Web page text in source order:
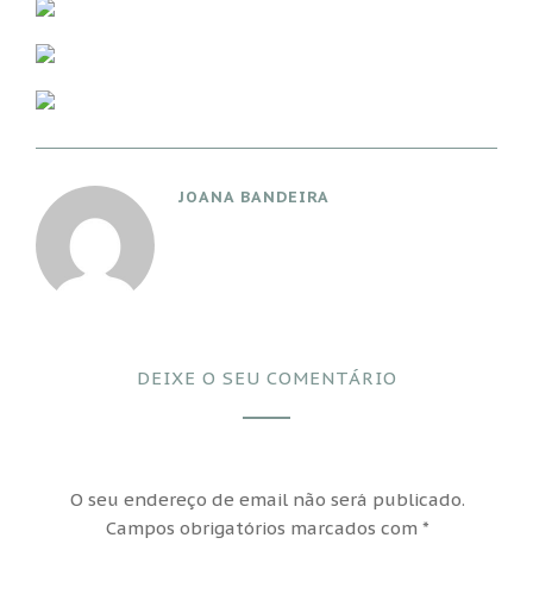
JOANA BANDEIRA
DEIXE O SEU COMENTÁRIO
O seu endereço de email não será publicado.
Campos obrigatórios marcados com*